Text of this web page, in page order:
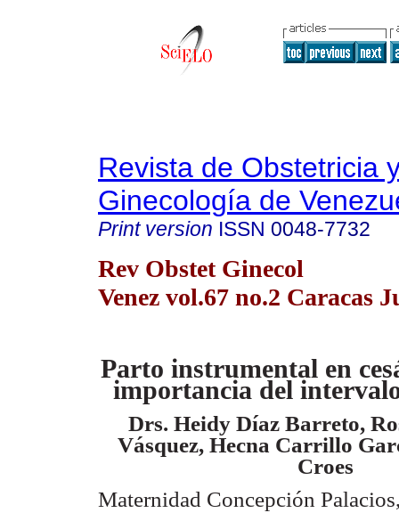
Revista de Obstetricia
Ginecología de
Print version ISSN 0048-7732
Rev Obstet Ginecol
Venez vol.67 no.2 Caracas
Parto instrumental en
importancia del
Drs. Heidy Díaz Barreto,
Vásquez, Hecna Carrillo
Croes
Maternidad Concepción